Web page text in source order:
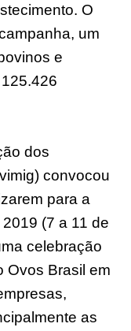
O
um
e
dos
convocou
para a
(7 a 11 de
celebração
Ovos Brasil em
as